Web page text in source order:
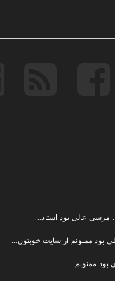
بود ممنونم از سایت خوبتون...
ممنونم...